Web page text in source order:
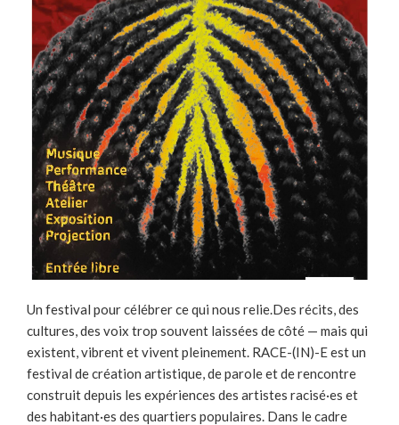
Un festival pour célébrer ce qui nous relie.Des récits, des
cultures, des voix trop souvent laissées de côté — mais qui
existent, vibrent et vivent pleinement. RACE-(IN)-E est un
festival de création artistique, de parole et de rencontre
construit depuis les expériences des artistes racisé·es et
des habitant·es des quartiers populaires. Dans le cadre